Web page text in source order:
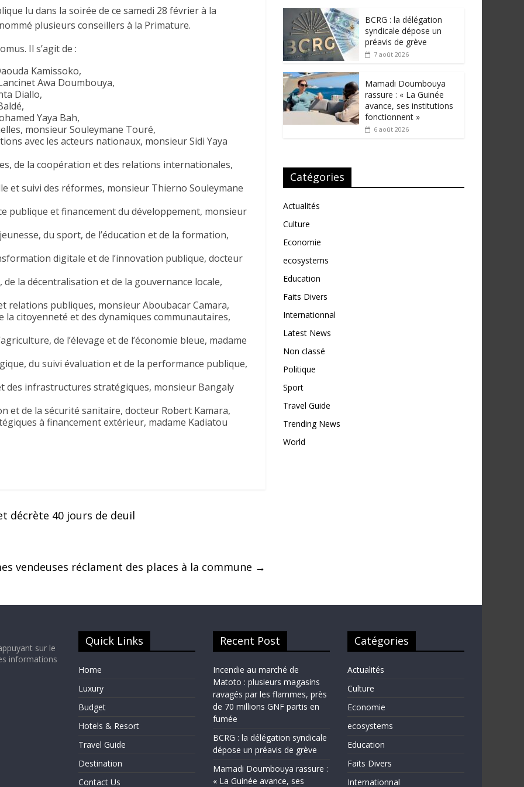
lu dans la soirée de ce samedi 28 février à la
plusieurs conseillers à la Primature.
Il s’agit de :
Kamissoko,
Awa Doumbouya,
Diallo,
Yaya Bah,
monsieur Souleymane Touré,
avec les acteurs nationaux, monsieur Sidi Yaya
de la coopération et des relations internationales,
et suivi des réformes, monsieur Thierno Souleymane
publique et financement du développement, monsieur
du sport, de l’éducation et de la formation,
digitale et de l’innovation publique, docteur
la décentralisation et de la gouvernance locale,
relations publiques, monsieur Aboubacar Camara,
la citoyenneté et des dynamiques communautaires,
de l’élevage et de l’économie bleue, madame
du suivi évaluation et de la performance publique,
des infrastructures stratégiques, monsieur Bangaly
et de la sécurité sanitaire, docteur Robert Kamara,
à financement extérieur, madame Kadiatou
décrète 40 jours de deuil
vendeuses réclament des places à la commune →
BCRG : la délégation
syndicale dépose un
préavis de grève
7 août 2026
Mamadi Doumbouya
rassure : « La Guinée
avance, ses institutions
fonctionnent »
6 août 2026
Catégories
Actualités
Culture
Economie
ecosystems
Education
Faits Divers
Internationnal
Latest News
Non classé
Politique
Sport
Travel Guide
Trending News
World
sur le
informations
Quick Links
Home
Luxury
Budget
Hotels & Resort
Travel Guide
Destination
Contact Us
Recent Post
Incendie au marché de
Matoto : plusieurs magasins
ravagés par les flammes, près
de 70 millions GNF partis en
fumée
BCRG : la délégation syndicale
dépose un préavis de grève
Mamadi Doumbouya rassure :
« La Guinée avance, ses
Catégories
Actualités
Culture
Economie
ecosystems
Education
Faits Divers
Internationnal